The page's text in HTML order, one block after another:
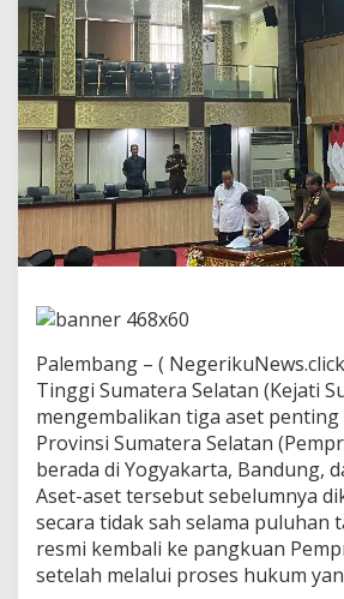
n
,
K
e
j
a
t
i
S
u
m
s
e
h
a
s
i
l
R
e
b
u
t
Palembang – (
Tinggi Sumatera Selatan (Kejati
mengembalikan tiga aset
Provinsi Sumatera Selatan
berada di Yogyakarta, Bandung,
Aset-aset tersebut sebelumnya
secara tidak sah selama puluhan
resmi kembali ke pangkuan
setelah melalui proses hukum